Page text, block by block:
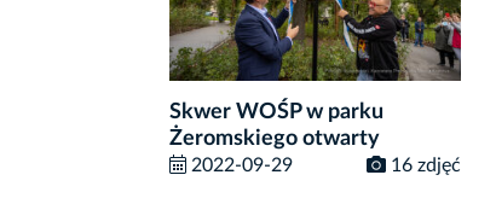
Skwer WOŚP w parku
Żeromskiego otwarty
2022-09-29 16 zdjęć